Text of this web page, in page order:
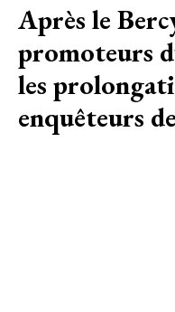
Après le
promoteurs
les
enquêteurs